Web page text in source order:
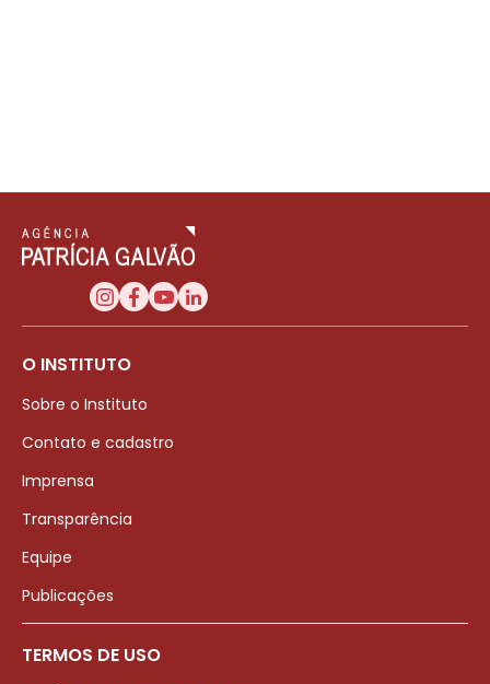
O INSTITUTO
Sobre o Instituto
Contato e cadastro
Imprensa
Transparência
Equipe
Publicações
TERMOS DE USO